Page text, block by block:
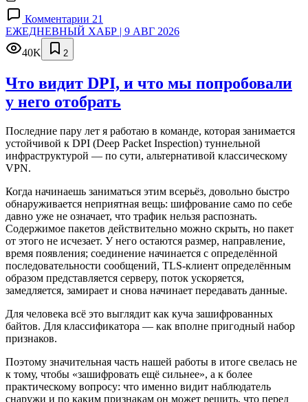
Комментарии 21
ЕЖЕДНЕВНЫЙ ХАБР | 9 АВГ 2026
40K
2
Что видит DPI, и что мы попробовали
у него отобрать
Последние пару лет я работаю в команде, которая занимается
устойчивой к DPI (Deep Packet Inspection) туннельной
инфраструктурой — по сути, альтернативой классическому
VPN.
Когда начинаешь заниматься этим всерьёз, довольно быстро
обнаруживается неприятная вещь: шифрование само по себе
давно уже не означает, что трафик нельзя распознать.
Содержимое пакетов действительно можно скрыть, но пакет
от этого не исчезает. У него остаются размер, направление,
время появления; соединение начинается с определённой
последовательности сообщений, TLS-клиент определённым
образом представляется серверу, поток ускоряется,
замедляется, замирает и снова начинает передавать данные.
Для человека всё это выглядит как куча зашифрованных
байтов. Для классификатора — как вполне пригодный набор
признаков.
Поэтому значительная часть нашей работы в итоге свелась не
к тому, чтобы «зашифровать ещё сильнее», а к более
практическому вопросу: что именно видит наблюдатель
снаружи и по каким признакам он может решить, что перед